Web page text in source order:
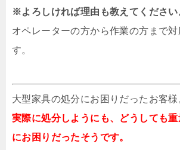
※よろしければ理由も教えてください
オペレーターの方から作業の方まで
す。
大型家具の処分にお困りだったお客様
実際に処分しようにも、どうしても
にお困りだったそうです。